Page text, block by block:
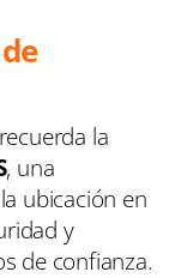
la
, una
ubicación en
y
de confianza.